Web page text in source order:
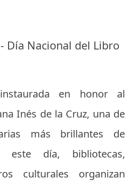
Día Nacional del Libro
en honor al
Inés de la Cruz, una de
más brillantes de
este día, bibliotecas,
culturales organizan